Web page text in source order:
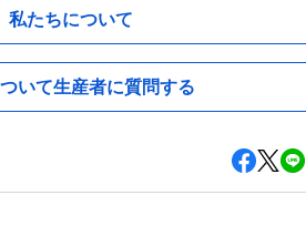
私たちについて
いて生産者に質問する